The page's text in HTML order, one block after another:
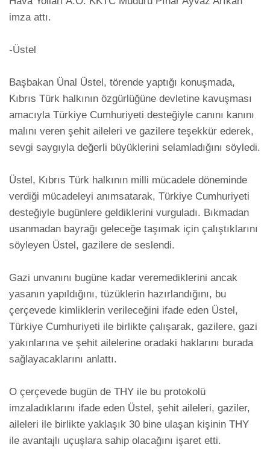
imza attı.
-Üstel
Başbakan Ünal Üstel, törende yaptığı konuşmada,
Kıbrıs Türk halkının özgürlüğüne devletine kavuşması
amacıyla Türkiye Cumhuriyeti desteğiyle canını kanını
malını veren şehit aileleri ve gazilere teşekkür ederek,
sevgi saygıyla değerli büyüklerini selamladığını söyledi.
Üstel, Kıbrıs Türk halkının milli mücadele döneminde
verdiği mücadeleyi anımsatarak, Türkiye Cumhuriyeti
desteğiyle bugünlere geldiklerini vurguladı. Bıkmadan
usanmadan bayrağı geleceğe taşımak için çalıştıklarını
söyleyen Üstel, gazilere de seslendi.
Gazi unvanını bugüne kadar veremediklerini ancak
yasanın yapıldığını, tüzüklerin hazırlandığını, bu
çerçevede kimliklerin verileceğini ifade eden Üstel,
Türkiye Cumhuriyeti ile birlikte çalışarak, gazilere, gazi
yakınlarına ve şehit ailelerine oradaki haklarını burada
sağlayacaklarını anlattı.
O çerçevede bugün de THY ile bu protokolü
imzaladıklarını ifade eden Üstel, şehit aileleri, gaziler,
aileleri ile birlikte yaklaşık 30 bine ulaşan kişinin THY
ile avantajlı uçuşlara sahip olacağını işaret etti.